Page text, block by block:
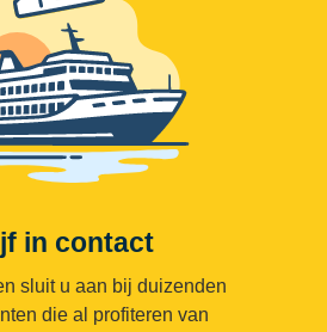
in contact
sluit u aan bij duizenden
die al profiteren van